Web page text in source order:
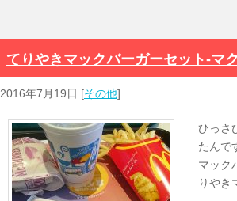
てりやきマックバーガーセット-マ
2016年7月19日 [その他]
ひっさ
たんで
マック
りやき